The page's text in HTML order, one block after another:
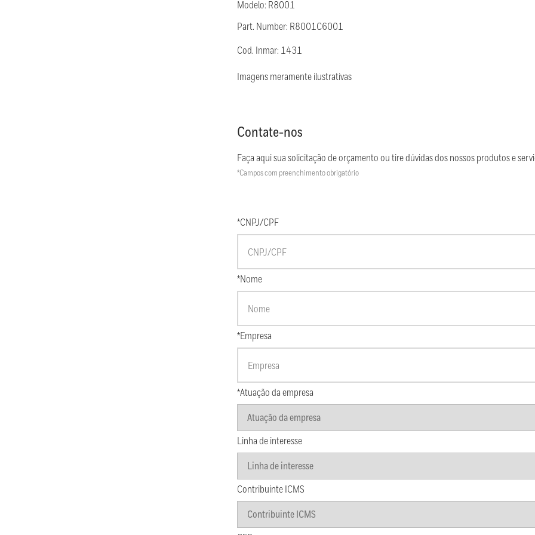
Modelo: R8001
Part. Number: R8001C6001
Cod. Inmar: 1431
Imagens meramente ilustrativas
Contate-nos
Faça aqui sua solicitação de orçamento ou tire dúvidas dos nossos produtos e
*Campos com preenchimento obrigatório
*CNPJ/CPF
*Nome
*Empresa
*Atuação da empresa
Linha de interesse
Contribuinte ICMS